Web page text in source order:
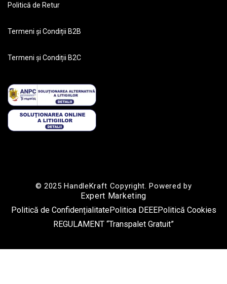
Politică de Retur
Termeni și Condiții B2B
Termeni și Condiții B2C
© 2025 HandleKraft Copyright. Powered by
Expert Marketing
Politică de ConfidențialitatePolitica DEEEPolitică Cookies
REGULAMENT “Transpalet Gratuit”